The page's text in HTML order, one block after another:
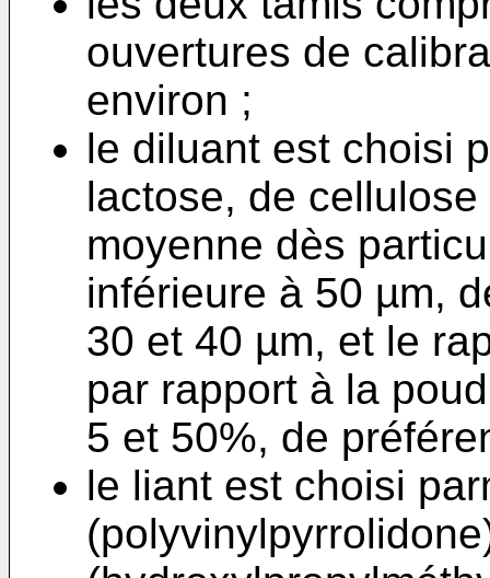
ouvertures de
environ ;
le diluant est choisi
lactose, de
moyenne dès
inférieure à 50 µm,
30 et 40 µm, et le
par rapport à la
5 et 50%, de
le liant est choisi